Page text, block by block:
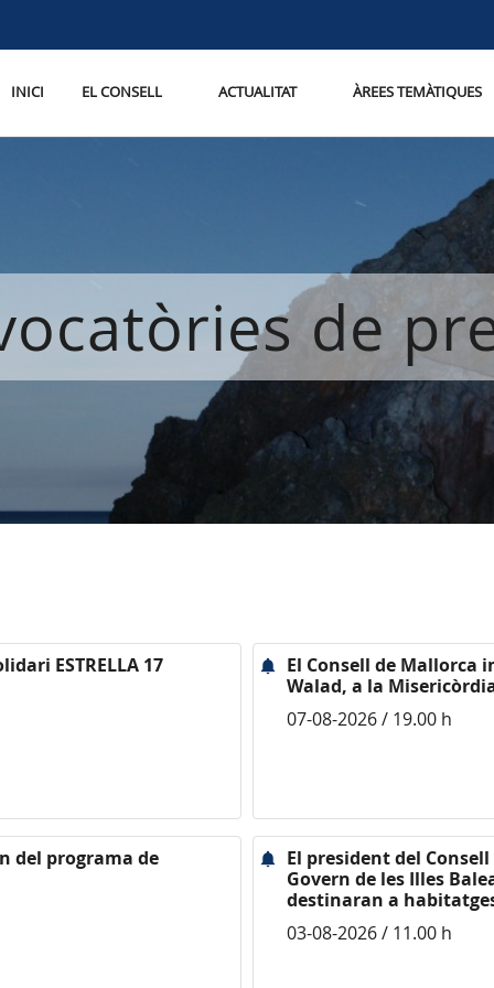
INICI EL CONSELL ACTUALITAT ÀREES TEMÀTIQUES
de
ESTRELLA 17
El Consell de Mallorca
Walad, a la
07-08-2026 / 19.00 h
del programa de
El president del
Govern de les Illes
destinaran a
03-08-2026 / 11.00 h